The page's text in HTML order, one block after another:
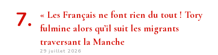
« Les Français ne font rien du tout ! Tory
fulmine alors qu’il suit les migrants
traversant la Manche
29 juillet 2026